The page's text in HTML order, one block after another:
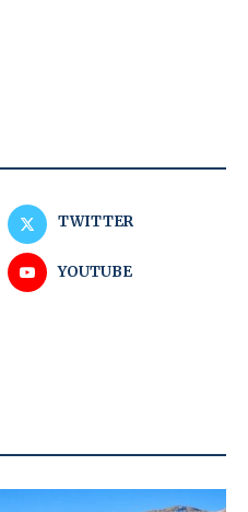
TWITTER
YOUTUBE